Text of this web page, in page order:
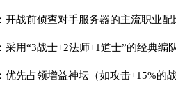
开战前侦查对手服务器的主流职业配
采用“3战士+2法师+1道士”的经典
优先占领增益神坛（如攻击+15%的